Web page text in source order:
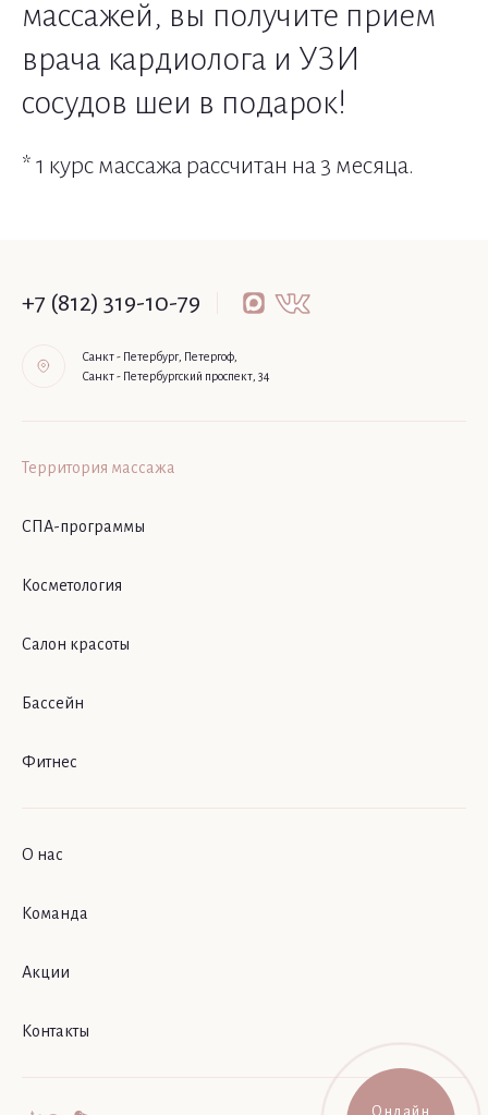
массажей, вы получите прием
врача кардиолога и УЗИ
сосудов шеи в подарок!
* 1 курс массажа рассчитан на 3 месяца.
Онлайн
+7 (812) 319-10-79
Санкт - Петербург, Петергоф,
Санкт - Петербургский проспект, 34
Территория массажа
СПА-программы
Косметология
Салон красоты
Бассейн
Фитнес
О нас
Команда
Акции
Контакты